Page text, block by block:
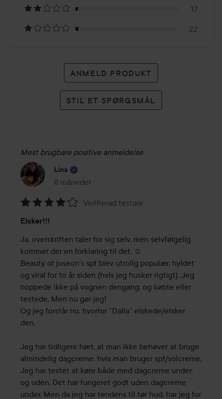
anmeldelser
17
22
ANMELD PRODUKT
STIL ET SPØRGSMÅL
Mest brugbare positive anmeldelse
Lina
8 måneder
Posten blev oprettet 8 måneder
4
ud
af
5
Verifierad testare
Elsker!!!
Ja, overskriften taler for sig selv, men selvfølgelig
kommer der en forklaring til det. ☺️
Beauty of joseon’s spf blev utrolig populær, hyldet
og viral for to år siden (hvis jeg husker rigtigt). Jeg
hoppede ikke på vognen dengang, og købte eller
testede. Men nu gør jeg!
Og jeg forstår nu, hvorfor ”Dalla” elskede/elsker
den.
Jeg har tidligere hørt, at man ikke behøver at bruge
almindelig dagcreme, hvis man bruger spf/solcreme.
Jeg har testet at køre både med dagcreme under,
og uden. Det har fungeret godt uden dagcreme
under. Men da jeg har tendens til tør hud, har jeg for